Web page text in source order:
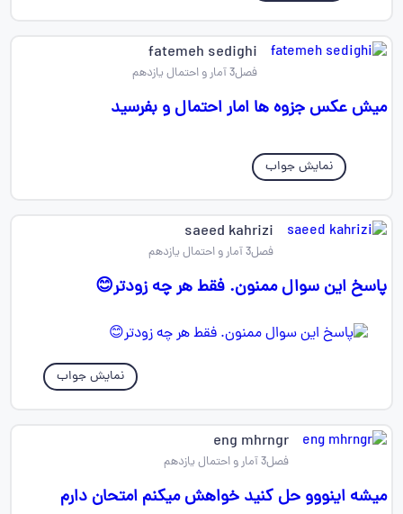
fatemeh sedighi
فصل3 آمار و احتمال یازدهم
میش عکس جزوه ها امار احتمال و بفرسید
نمایش جواب
saeed kahrizi
فصل3 آمار و احتمال یازدهم
پاسخ این سوال ممنون. فقط هر چه زودتر😊
نمایش جواب
eng mhrngr
فصل3 آمار و احتمال یازدهم
میشه اینووو حل کنید خواهش میکنم امتحان دارم